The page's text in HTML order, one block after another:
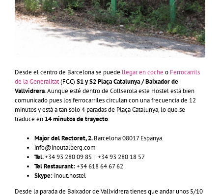
Desde el centro de Barcelona se puede llegar en coche o Ferrocarrils
de la Generalitat(FGC) S1 y S2 Plaça Catalunya / Baixador de
Vallvidrera. Aunque esté dentro de Collserola este Hostel está bien
comunicado pues los ferrocarriles circulan con una frecuencia de 12
minutos y está a tan solo 4 paradas de Plaça Catalunya, lo que se
traduce en 14 minutos de trayecto.
Major del Rectoret, 2.Barcelona 08017 Espanya.
info@inoutalberg.com
Tel.+34 93 280 09 85 | +34 93 280 18 57
Tel Restaurant:+34 618 64 67 62
Skype: inout.hostel
Desde la parada de Baixador de Vallvidrera tienes que andar unos 5/10